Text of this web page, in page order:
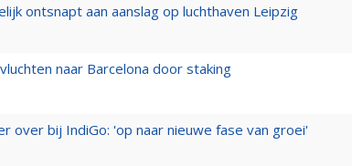
ontsnapt aan aanslag op luchthaven Leipzig
naar Barcelona door staking
over bij IndiGo: 'op naar nieuwe fase van groei'